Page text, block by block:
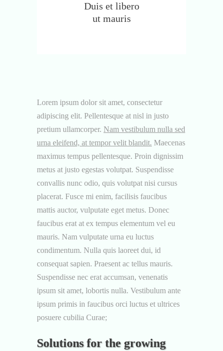
Duis et libero
ut mauris
Lorem ipsum dolor sit amet, consectetur
adipiscing elit. Pellentesque at nisl in justo
pretium ullamcorper. Nam vestibulum nulla sed
urna eleifend, at tempor velit blandit. Maecenas
maximus tempus pellentesque. Proin dignissim
metus at justo egestas volutpat. Suspendisse
convallis nunc odio, quis volutpat nisi cursus
placerat. Fusce mi enim, facilisis faucibus
mattis auctor, vulputate eget metus. Donec
faucibus erat at ex tempus elementum vel eu
mauris. Nam vulputate urna eu luctus
condimentum. Nulla quis laoreet dui, id
consequat sapien. Praesent ac tellus mauris.
Suspendisse nec erat accumsan, venenatis
ipsum sit amet, lobortis nulla. Vestibulum ante
ipsum primis in faucibus orci luctus et ultrices
posuere cubilia Curae;
Solutions for the growing